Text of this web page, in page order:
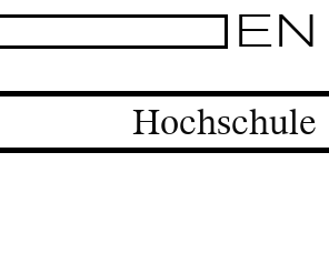
EN
Hochschule